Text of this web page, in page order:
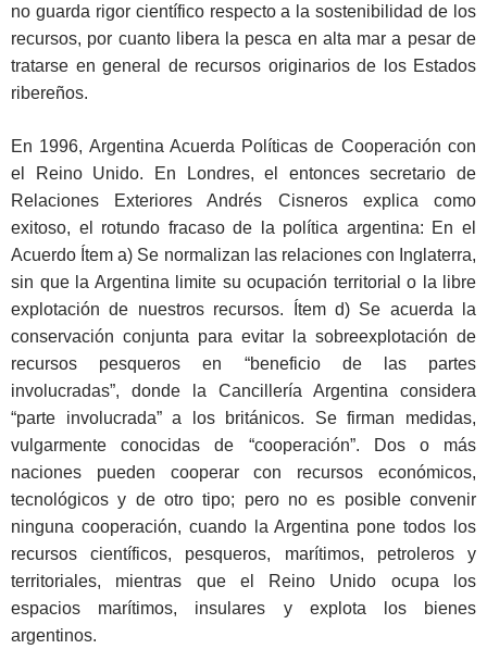
no guarda rigor científico respecto a la sostenibilidad de los
recursos, por cuanto libera la pesca en alta mar a pesar de
tratarse en general de recursos originarios de los Estados
ribereños.
En 1996, Argentina Acuerda Políticas de Cooperación con
el Reino Unido. En Londres, el entonces secretario de
Relaciones Exteriores Andrés Cisneros explica como
exitoso, el rotundo fracaso de la política argentina: En el
Acuerdo Ítem a) Se normalizan las relaciones con Inglaterra,
sin que la Argentina limite su ocupación territorial o la libre
explotación de nuestros recursos. Ítem d) Se acuerda la
conservación conjunta para evitar la sobreexplotación de
recursos pesqueros en “beneficio de las partes
involucradas”, donde la Cancillería Argentina considera
“parte involucrada” a los británicos. Se firman medidas,
vulgarmente conocidas de “cooperación”. Dos o más
naciones pueden cooperar con recursos económicos,
tecnológicos y de otro tipo; pero no es posible convenir
ninguna cooperación, cuando la Argentina pone todos los
recursos científicos, pesqueros, marítimos, petroleros y
territoriales, mientras que el Reino Unido ocupa los
espacios marítimos, insulares y explota los bienes
argentinos.